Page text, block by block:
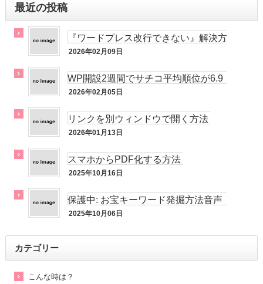
最近の投稿
『ワードプレス改行できない』解決方
法！
2026年02月09日
WP開設2週間でサチコ平均順位が6.9
位!!
2026年02月05日
リンクを別ウィンドウで開く方法
2026年01月13日
スマホからPDF化する方法
2025年10月16日
保護中: お宝キーワード発掘方法音声
動画
2025年10月06日
カテゴリー
こんな時は？